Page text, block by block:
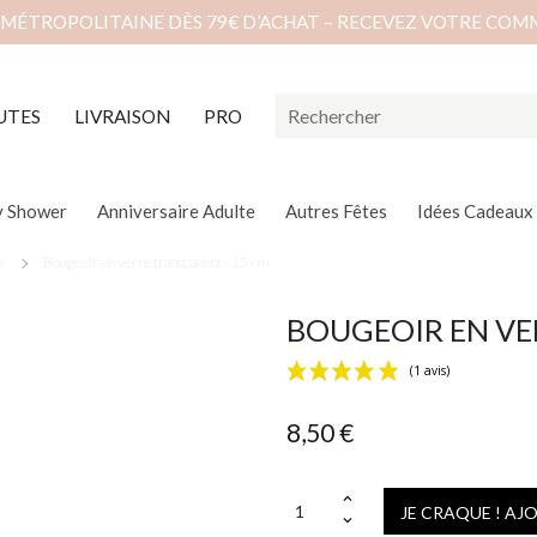
DÈS 79€ D’ACHAT – RECEVEZ VOTRE
LIVRAISON PRO
Shower Anniversaire Adulte Autres Fêtes Idées Cadeaux
Bougeoir en verre transparent - 15 cm
BOUGEOIR EN
8,50 €
JE CRAQUE !